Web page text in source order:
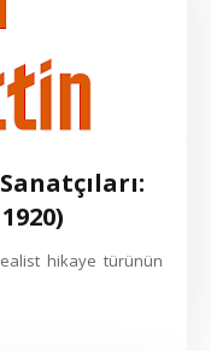
hikaye türünün